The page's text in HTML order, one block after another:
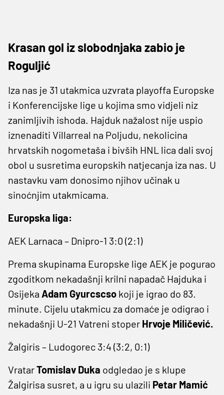
Krasan gol iz slobodnjaka zabio je
Roguljić
Iza nas je 31 utakmica uzvrata playoffa Europske
i Konferencijske lige u kojima smo vidjeli niz
zanimljivih ishoda. Hajduk nažalost nije uspio
iznenaditi Villarreal na Poljudu, nekolicina
hrvatskih nogometaša i bivših HNL lica dali svoj
obol u susretima europskih natjecanja iza nas. U
nastavku vam donosimo njihov učinak u
sinoćnjim utakmicama.
Europska liga:
AEK Larnaca – Dnipro-1 3:0 (2:1)
Prema skupinama Europske lige AEK je pogurao
zgoditkom nekadašnji krilni napadač Hajduka i
Osijeka Adam Gyurcscso koji je igrao do 83.
minute. Cijelu utakmicu za domaće je odigrao i
nekadašnji U-21 Vatreni stoper Hrvoje Miličević.
Žalgiris – Ludogorec 3:4 (3:2, 0:1)
VratarTomislav Duka odgledao je s klupe
Žalgirisa susret, a u igru su ulazili Petar Mamić